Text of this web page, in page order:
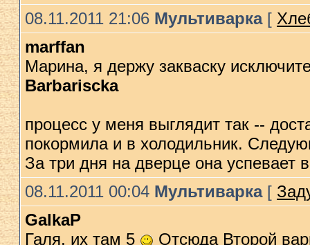
08.11.2011 21:06 Мультиварка[
marffan
Марина, я держу закваску
Barbariscka
процесс у меня выглядит так --
покормила и в холодильник.
За три дня на дверце она успевает
08.11.2011 00:04 Мультиварка[
GalkaP
Галя, их там 5
ОтсюдаВторой